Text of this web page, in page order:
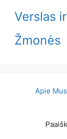
Verslas
Žmonės
Apie Mus